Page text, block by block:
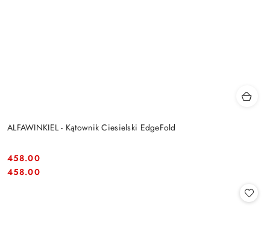
ALFAWINKIEL - Kątownik Ciesielski EdgeFold
Cena:
458.00
Cena:
458.00